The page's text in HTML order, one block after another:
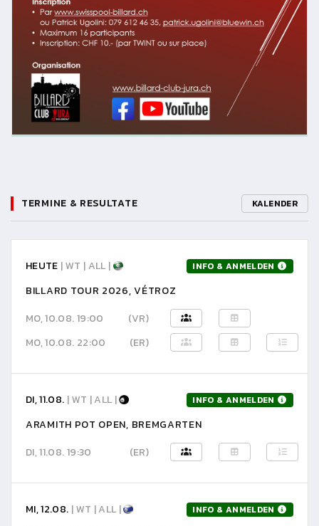
TERMINE & RESULTATE KALENDER
HEUTE | WT | ALL | INFO & ANMELDEN
BILLARD TOUR 2026, VÉTROZ
MO, 10.08. 19:00
(VR)
MO, 10.08. 22:00
(ER)
DI, 11.08. | WT | ALL | INFO & ANMELDEN
ARAMITH POT OPEN, BREMGARTEN
DI, 11.08. 19:30
(ER)
MI, 12.08. | WT | ALL | INFO & ANMELDEN